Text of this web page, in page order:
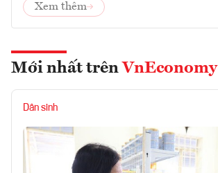
Xem thêm
Mới nhất trên VnEconomy
Dân sinh